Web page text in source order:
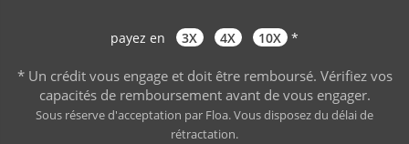
payez en 3X 4X 10X *
* Un crédit vous engage et doit être remboursé. Vérifiez vos
capacités de remboursement avant de vous engager.
Sous réserve d'acceptation par Floa. Vous disposez du délai de
rétractation.